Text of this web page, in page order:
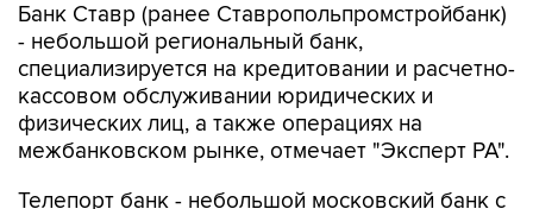
Банк Ставр (ранее Ставропольпромстройбанк)
- небольшой региональный банк,
специализируется на кредитовании и расчетно-
кассовом обслуживании юридических и
физических лиц, а также операциях на
межбанковском рынке, отмечает "Эксперт РА".
Телепорт банк - небольшой московский банк с